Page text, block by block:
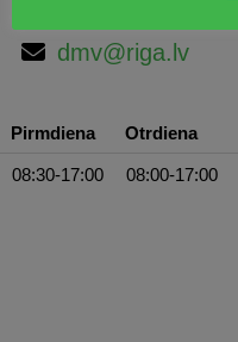
dmv@riga.lv
Pirmdiena Otrdiena
08:30-17:00 08:00-17:00